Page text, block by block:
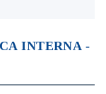
INTERNA -